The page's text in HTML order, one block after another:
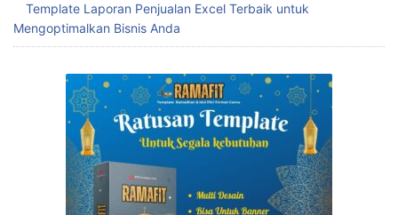
Template Laporan Penjualan Excel Terbaik untuk
Mengoptimalkan Bisnis Anda